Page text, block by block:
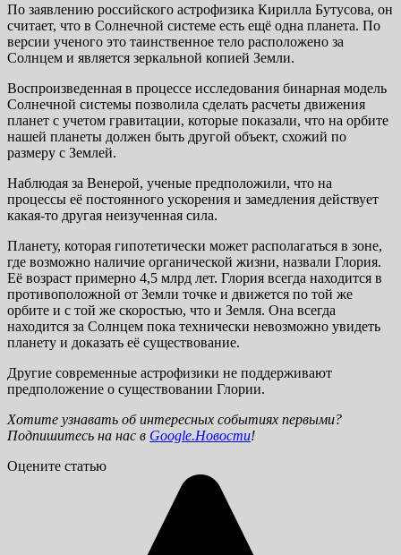
По заявлению российского астрофизика Кирилла Бутусова, он
считает, что в Солнечной системе есть ещё одна планета. По
версии ученого это таинственное тело расположено за
Солнцем и является зеркальной копией Земли.
Воспроизведенная в процессе исследования бинарная модель
Солнечной системы позволила сделать расчеты движения
планет с учетом гравитации, которые показали, что на орбите
нашей планеты должен быть другой объект, схожий по
размеру с Землей.
Наблюдая за Венерой, ученые предположили, что на
процессы её постоянного ускорения и замедления действует
какая-то другая неизученная сила.
Планету, которая гипотетически может располагаться в зоне,
где возможно наличие органической жизни, назвали Глория.
Её возраст примерно 4,5 млрд лет. Глория всегда находится в
противоположной от Земли точке и движется по той же
орбите и с той же скоростью, что и Земля. Она всегда
находится за Солнцем пока технически невозможно увидеть
планету и доказать её существование.
Другие современные астрофизики не поддерживают
предположение о существовании Глории.
Хотите узнавать об интересных событиях первыми?
Подпишитесь на нас в Google.Новости!
Оцените статью